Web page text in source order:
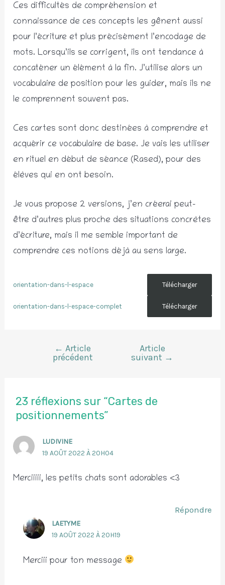
Ces difficultés de compréhension et
connaissance de ces concepts les gênent aussi
pour l’écriture et plus précisément l’encodage de
mots. Lorsqu’ils se corrigent, ils ont tendance à
concaténer un élément à la fin. J’utilise alors un
vocabulaire de position pour les guider, mais ils ne
le comprennent souvent pas.
Ces cartes sont donc destinées à comprendre et
acquérir ce vocabulaire de base. Je vais les utiliser
en rituel en début de séance (Rased), pour des
élèves qui en ont besoin.
Je vous propose 2 versions, j’en créerai peut-
être d’autres plus proche des situations concrètes
d’écriture, mais il me semble important de
comprendre ces notions déjà au sens large.
orientation-dans-l-espace Télécharger
orientation-dans-l-espace-complet Télécharger
Navigation
← Article
précédent
Article
suivant →
23 réflexions sur “Cartes de
positionnements”
LUDIVINE
19 AOÛT 2022 À 20H04
Merciiiii, les petits chats sont adorables <3
Répondre
LAETYME
19 AOÛT 2022 À 20H19
Merciii pour ton message